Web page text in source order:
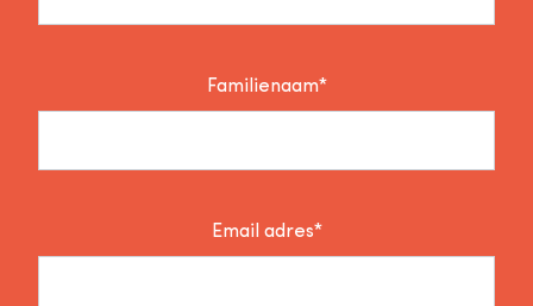
Familienaam*
Email adres*